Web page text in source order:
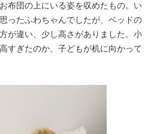
布団の上にいる姿を収めたもの。い
ったふわちゃんでしたが、ベッドの
が違い、少し高さがありました。小
すぎたのか、子どもが机に向かって